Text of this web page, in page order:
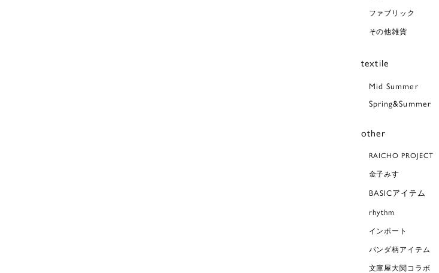
ファブリック
その他雑貨
textile
Mid Summer
Spring&Summer
other
RAICHO PROJECT
金子みすゞ
BASICアイテム
rhythm
インポート
パンダ柄アイテム
文庫屋大関コラボ